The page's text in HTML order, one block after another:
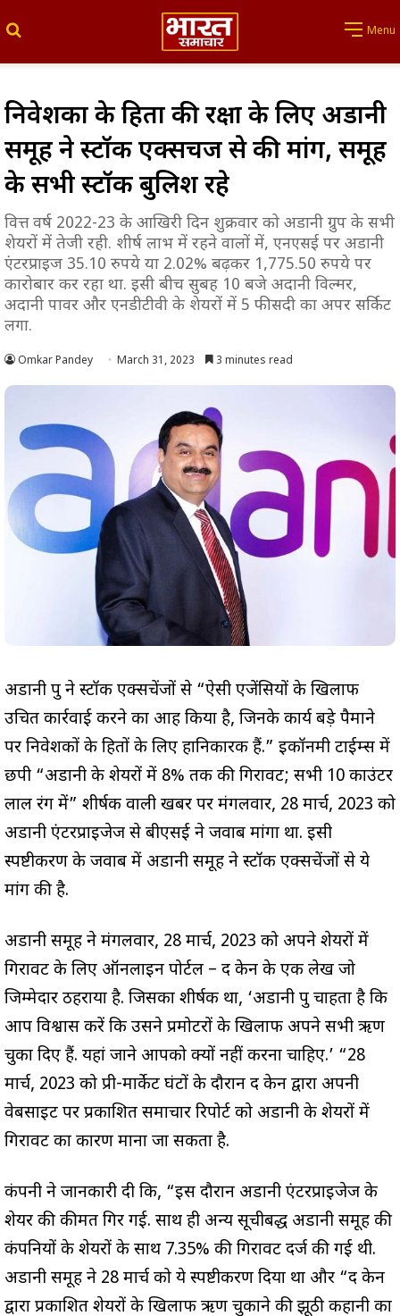
Menu
निवेशकों के हितों की रक्षा के लिए अडानी
समूह ने स्टॉक एक्सचेंज से की मांग, समूह
के सभी स्टॉक बुलिश रहे
वित्त वर्ष 2022-23 के आखिरी दिन शुक्रवार को अडानी ग्रुप के सभी
शेयरों में तेजी रही. शीर्ष लाभ में रहने वालों में, एनएसई पर अडानी
एंटरप्राइज 35.10 रुपये या 2.02% बढ़कर 1,775.50 रुपये पर
कारोबार कर रहा था. इसी बीच सुबह 10 बजे अदानी विल्मर,
अदानी पावर और एनडीटीवी के शेयरों में 5 फीसदी का अपर सर्किट
लगा.
Omkar Pandey March 31, 2023 3 minutes read
अडानी ग्रुप ने स्टॉक एक्सचेंजों से “ऐसी एजेंसियों के खिलाफ
उचित कार्रवाई करने का आग्रह किया है, जिनके कार्य बड़े पैमाने
पर निवेशकों के हितों के लिए हानिकारक हैं.” इकॉनमी टाईम्स में
छपी “अडानी के शेयरों में 8% तक की गिरावट; सभी 10 काउंटर
लाल रंग में” शीर्षक वाली खबर पर मंगलवार, 28 मार्च, 2023 को
अडानी एंटरप्राइजेज से बीएसई ने जवाब मांगा था. इसी
स्पष्टीकरण के जवाब में अडानी समूह ने स्टॉक एक्सचेंजों से ये
मांग की है.
अडानी समूह ने मंगलवार, 28 मार्च, 2023 को अपने शेयरों में
गिरावट के लिए ऑनलाइन पोर्टल – द केन के एक लेख जो
जिम्मेदार ठहराया है. जिसका शीर्षक था, ‘अडानी ग्रुप चाहता है कि
आप विश्वास करें कि उसने प्रमोटरों के खिलाफ अपने सभी ऋण
चुका दिए हैं. यहां जाने आपको क्यों नहीं करना चाहिए.’ “28
मार्च, 2023 को प्री-मार्केट घंटों के दौरान द केन द्वारा अपनी
वेबसाइट पर प्रकाशित समाचार रिपोर्ट को अडानी के शेयरों में
गिरावट का कारण माना जा सकता है.
कंपनी ने जानकारी दी कि, “इस दौरान अडानी एंटरप्राइजेज के
शेयर की कीमत गिर गई. साथ ही अन्य सूचीबद्ध अडानी समूह की
कंपनियों के शेयरों के साथ 7.35% की गिरावट दर्ज की गई थी.
अडानी समूह ने 28 मार्च को ये स्पष्टीकरण दिया था और “द केन
द्वारा प्रकाशित शेयरों के खिलाफ ऋण चुकाने की झूठी कहानी का